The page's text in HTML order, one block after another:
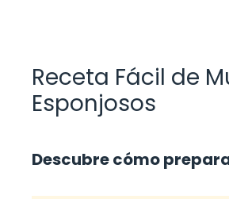
Receta Fácil de
Esponjosos
Descubre cómo